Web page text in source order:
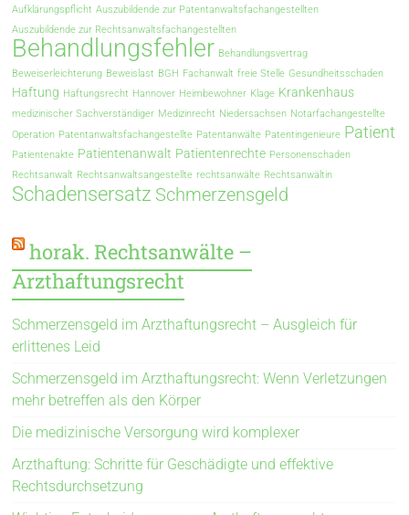
Aufklärungspflicht Auszubildende zur Patentanwaltsfachangestellten
Auszubildende zur Rechtsanwaltsfachangestellten
Behandlungsfehler Behandlungsvertrag
Beweiserleichterung Beweislast BGH Fachanwalt freie Stelle Gesundheitsschaden
Haftung Haftungsrecht Hannover Heimbewohner Klage Krankenhaus
medizinischer Sachverständiger Medizinrecht Niedersachsen Notarfachangestellte
Operation Patentanwaltsfachangestellte Patentanwälte Patentingenieure Patient
Patientenakte Patientenanwalt Patientenrechte Personenschaden
Rechtsanwalt Rechtsanwaltsangestellte rechtsanwälte Rechtsanwältin
Schadensersatz Schmerzensgeld
horak. Rechtsanwälte –
Arzthaftungsrecht
Schmerzensgeld im Arzthaftungsrecht – Ausgleich für
erlittenes Leid
Schmerzensgeld im Arzthaftungsrecht: Wenn Verletzungen
mehr betreffen als den Körper
Die medizinische Versorgung wird komplexer
Arzthaftung: Schritte für Geschädigte und effektive
Rechtsdurchsetzung